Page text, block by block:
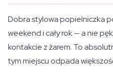
Dobra stylowa popielniczka
weekend i cały rok — a nie
kontakcie z żarem. To
tym miejscu odpada